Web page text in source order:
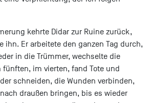
kehrte Didar zur Ruine zurück,
ihn. Er arbeitete den ganzen Tag durch,
in die Trümmer, wechselte die
fünften, im vierten, fand Tote und
schneiden, die Wunden verbinden,
draußen bringen, bis es wieder